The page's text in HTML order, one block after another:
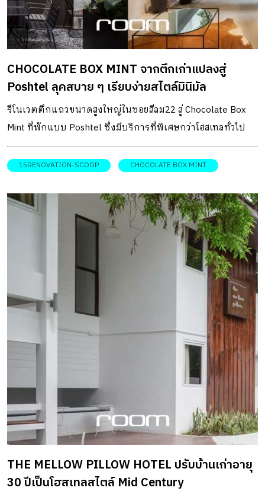
เกร็งจนเกินไป อีกทั้งเป็นการประหยัดพื้นที่ไปในตัว ในแง่ของ
การใช้วัสดุ ที่นี่เน้นเลือกใช้วัสดุที่มีราคาถูกแต่ออกมาดูดี ไม่ว่า
จะเป็นไม้อัด OSB ที่นำมากรุในส่วนของเคาน์เตอร์ ซึ่งยังคง
ความรู้สึกอบอุ่นและมินิมัลแบบไม้ รวมไปถึงการนำไม้บัวมาเรียง
ต่อกันเเล้วทาสีแดงบริเวณฟาซาดด้านหน้าร้าน กลายเป็นจุด
นำสายตาเเละเอกลักษณ์มองเห็นได้เเต่ไกล ประกอบกับซุ้มทรง
โค้งที่ออกแบบให้ดูมีมิติแบบกึ่งปิด-กึ่งเปิด ช่วยเพิ่มความน่า
กรุงเทพฯ เปิด วันอังคาร-ศุกร์ 17.30 […]
CHOCOLATE BOX MINT จากตึกเก่าแปลงสู่
Poshtel ลุคสบาย ๆ เรียบง่ายสไตล์มินิมัล
รีโนเวตตึกแถวขนาดสูงใหญ่ในซอยสีลม22 สู่ Chocolate Box
Mint ที่พักแบบ Poshtel ซึ่งมีบริการที่พิเศษกว่าโฮสเทลทั่วไป
กับบรรยากาศมินิมัลโทนสีขาว-ดำ ตัดกับความเขียวชอุ่มของหมู่
แมกไม้สีเขียว สมกับชื่อที่พักที่มีคำว่า “Mint” ห้อยท้าย โฮสเทลที่ชู
“Chocolate Box Mint” ขอวางตำแหน่งให้ตนเป็น Poshtel
พร้อมการตกแต่งที่มีบรรยากาศเต็มไปความเป็นส่วนตัว พร้อม
สิ่งอำนวยความสะดวกในห้องพักที่ครบครัน รวมถึงอาหารเช้า
แบบจัดเต็ม ภายใต้ภาพลักษณ์ของโรงแรมสีขาว ตกแต่งสไตล์
มินิมัล ให้ความสงบสะอาดตา หลีกหนีความวุ่นวายจากใจกลาง
ย่านพลุกพล่าน ที่นี่เกิดขึ้นจากการรีโนเวตตึกแถวขนาดใหญ่
สูง 4 ชั้น 2 ตึก โดยตึกหนึ่งหันหน้าเข้าสู่ซอยสีลม 22 อีกตึกหัน
หน้าเข้าสู่ซอยสีลม 22/1 จากสภาพที่ตั้งดังกล่าวจึงเกิดช่องว่าง
ตรงกลางระหว่างทั้งสองตึก ผู้ออกแบบจึงนำมาใช้สร้างจุดเด่น
ให้กับโรงแรม โดยทำลายกำแพงกั้นระหว่างสองตึกนี้ลง แล้ว
เชื่อมช่องว่างด้านหลังของทั้งสองตึกเพื่อทำเป็นคอร์ตใจกลาง
โรงแรม ร่มรื่นไปด้วยพรรณไม้น้อยใหญ่ท่ามกลางอาคาร
คอนกรีต ให้ทั้งความรู้สึกเย็นสบายและสดชื่นเปรียบเหมือนสี
เขียว “Mint” ซึ่งเป็นคำที่ใช้ห้อยท้ายชื่อของโรงแรมนั่นเอง ที่ตั้ง
29/15-17 ซอยสีลม 22 บางรัก กรุงเทพฯ โทร.09-9627-2372
https://www.facebook.com/Chocolateboxmint เรื่อง : […]
15RENOVATION-SCOOP CHOCOLATE BOX MINT
THE MELLOW PILLOW HOTEL ปรับบ้านเก่าอายุ
30 ปีเป็นโฮสเทลสไตล์ Mid Century